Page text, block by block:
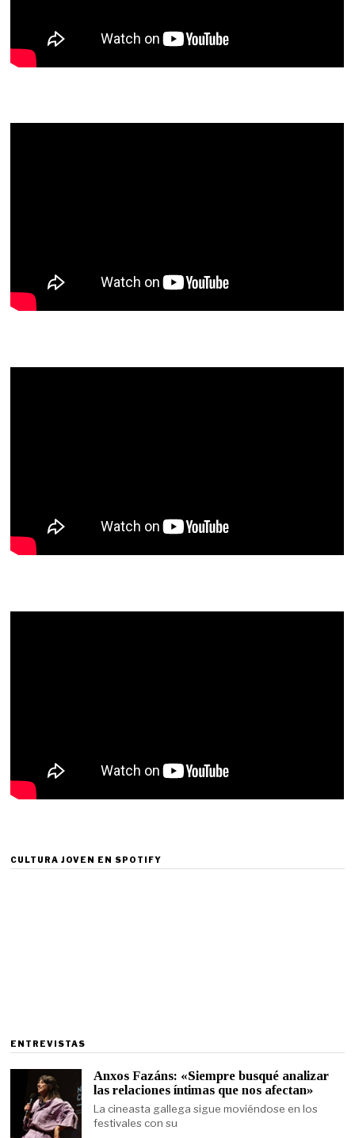
CULTURA JOVEN EN SPOTIFY
ENTREVISTAS
Anxos Fazáns: «Siempre busqué analizar
las relaciones íntimas que nos afectan»
La cineasta gallega sigue moviéndose en los
festivales con su